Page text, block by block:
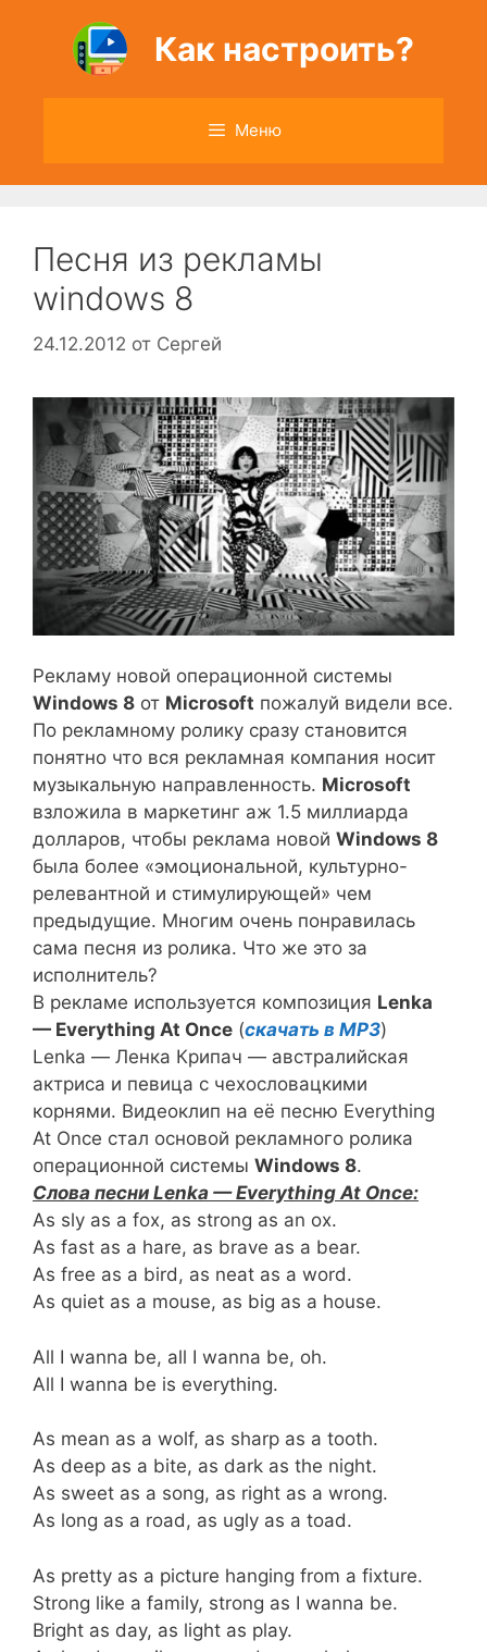
содержимому
Как настроить?
Меню
Песня из рекламы
windows 8
24.12.2012 от Сергей
Рекламу новой операционной системы
Windows 8 от Microsoft пожалуй видели все.
По рекламному ролику сразу становится
понятно что вся рекламная компания носит
музыкальную направленность. Microsoft
взложила в маркетинг аж 1.5 миллиарда
долларов, чтобы реклама новой Windows 8
была более «эмоциональной, культурно-
релевантной и стимулирующей» чем
предыдущие. Многим очень понравилась
сама песня из ролика. Что же это за
исполнитель?
В рекламе используется композиция Lenka
— Everything At Once (скачать в MP3)
Lenka — Ленка Крипач — австралийская
актриса и певица с чехословацкими
корнями. Видеоклип на её песню Everything
At Once стал основой рекламного ролика
операционной системы Windows 8.
Слова песни Lenka — Everything At Once:
As sly as a fox, as strong as an ox.
As fast as a hare, as brave as a bear.
As free as a bird, as neat as a word.
As quiet as a mouse, as big as a house.
All I wanna be, all I wanna be, oh.
All I wanna be is everything.
As mean as a wolf, as sharp as a tooth.
As deep as a bite, as dark as the night.
As sweet as a song, as right as a wrong.
As long as a road, as ugly as a toad.
As pretty as a picture hanging from a fixture.
Strong like a family, strong as I wanna be.
Bright as day, as light as play.